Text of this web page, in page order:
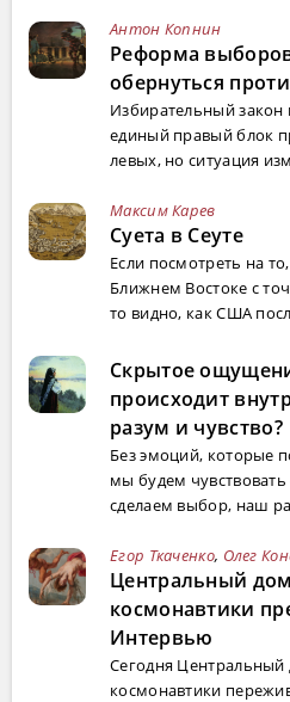
Антон Копнин
Реформа
обернуться
Избирательный закон
единый правый блок
левых, но ситуация
Максим Карев
Суета в Сеуте
Если посмотреть на
Ближнем Востоке с
то видно, как США
Скрытое
происходит
разум и чувство?
Без эмоций, которые
мы будем чувствовать
сделаем выбор, наш
Егор Ткаченко, Олег
Центральный
космонавтики
Интервью
Сегодня
космонавтики